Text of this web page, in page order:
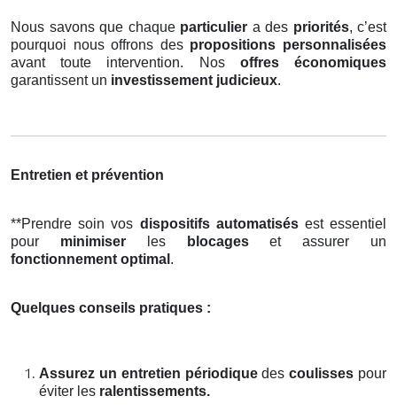
Nous savons que chaque particulier a des priorités, c’est
pourquoi nous offrons des propositions personnalisées
avant toute intervention. Nos offres économiques
garantissent un investissement judicieux.
Entretien et prévention
**Prendre soin vos dispositifs automatisésest essentiel
pour minimiserles blocageset assurer un
fonctionnement optimal .
Quelques conseils pratiques :
Assurez un entretien périodiquedescoulisses pour
éviter les ralentissements.